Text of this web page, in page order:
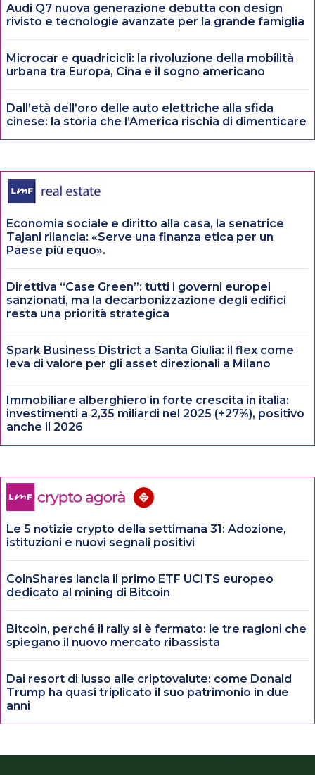
Audi Q7 nuova generazione debutta con design
rivisto e tecnologie avanzate per la grande famiglia
Microcar e quadricicli: la rivoluzione della mobilità
urbana tra Europa, Cina e il sogno americano
Dall’età dell’oro delle auto elettriche alla sfida
cinese: la storia che l’America rischia di dimenticare
Economia sociale e diritto alla casa, la senatrice
Tajani rilancia: «Serve una finanza etica per un
Paese più equo».
Direttiva “Case Green”: tutti i governi europei
sanzionati, ma la decarbonizzazione degli edifici
resta una priorità strategica
Spark Business District a Santa Giulia: il flex come
leva di valore per gli asset direzionali a Milano
Immobiliare alberghiero in forte crescita in italia:
investimenti a 2,35 miliardi nel 2025 (+27%), positivo
anche il 2026
Le 5 notizie crypto della settimana 31: Adozione,
istituzioni e nuovi segnali positivi
CoinShares lancia il primo ETF UCITS europeo
dedicato al mining di Bitcoin
Bitcoin, perché il rally si è fermato: le tre ragioni che
spiegano il nuovo mercato ribassista
Dai resort di lusso alle criptovalute: come Donald
Trump ha quasi triplicato il suo patrimonio in due
anni